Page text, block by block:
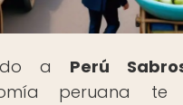
a Perú
peruana te